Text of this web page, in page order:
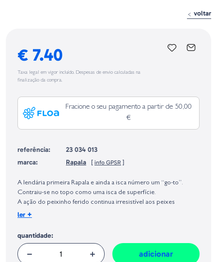
voltar
€ 7.40
Taxa legal em vigor incluído. Despesas de envio calculadas na
finalização da compra.
Fracione o seu pagamento a partir de 50,00
€
referência:
23 034 013
marca:
Rapala [ info GPSR ]
Europeia, dos produtos da marca, conforme requerido no Regulamento
Geral sobre a Segurança dos Produtos (GPSR):
A lendária primeira Rapala e ainda a isca número um “go-to”.
Contraiu-se no topo como uma isca de superfície.
A ação do peixinho ferido continua irresistível aos peixes
predadores em todos os continentes o mundo.
Peso:4 g
Tamanho:
ler +
quantidade:
adicionar